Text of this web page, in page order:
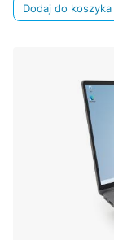
Dodaj do koszyka